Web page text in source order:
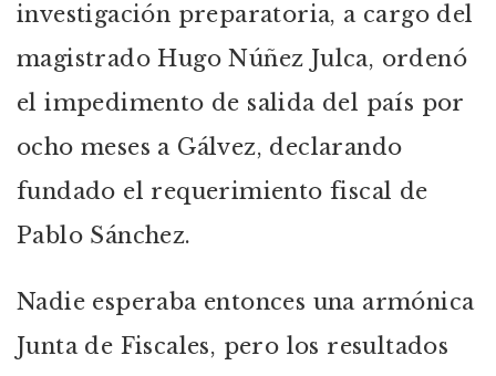
investigación preparatoria, a cargo del
magistrado Hugo Núñez Julca, ordenó
el impedimento de salida del país por
ocho meses a Gálvez, declarando
fundado el requerimiento fiscal de
Pablo Sánchez.
Nadie esperaba entonces una armónica
Junta de Fiscales, pero los resultados